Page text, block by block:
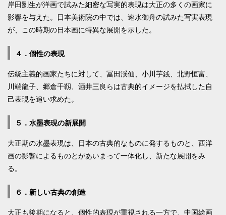
岸田劉生が洋画で試みた細密な写実的表現は大正の多くの画家に
影響を与えた。日本美術院の中では、速水御舟の試みた写実表現
が、この時期の日本画に特異な展開を示した。
４．個性の表現
伝統主義的画家たちに対して、冨田渓仙、小川芋銭、北野恒富、
川端龍子、郷倉千靱、酒井三良らは古典的イメージを払拭した自
己表現を追い求めた。
５．水墨表現の新展開
大正期の水墨表現は、日本の古典的なものに発するものと、西洋
画の影響によるものとがあいまって一体化し、新たな展開をみ
る。
６．新しい古典の創造
大正も後期になると、個性的表現が重視される一方で、中国絵画